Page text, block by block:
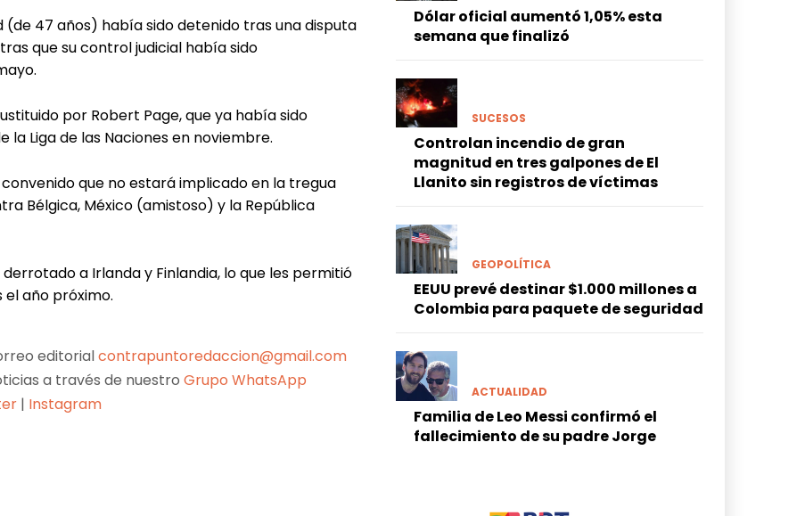
47 años) había sido detenido tras una disputa
que su control judicial había sido
por Robert Page, que ya había sido
Liga de las Naciones en noviembre.
que no estará implicado en la tregua
Bélgica, México (amistoso) y la República
a Irlanda y Finlandia, lo que les permitió
el año próximo.
editorialcontrapuntoredaccion@gmail.com
a través de nuestroGrupo WhatsApp
| Instagram
Dólar oficial aumentó 1,05% esta
semana que finalizó
SUCESOS
Controlan incendio de gran
magnitud en tres galpones de El
Llanito sin registros de víctimas
GEOPOLÍTICA
EEUU prevé destinar $1.000 millones a
Colombia para paquete de seguridad
ACTUALIDAD
Familia de Leo Messi confirmó el
fallecimiento de su padre Jorge